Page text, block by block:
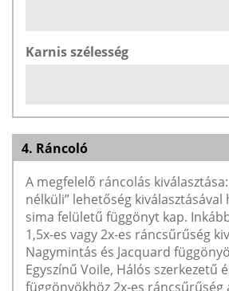
Karnis szélesség
4. Ráncoló
A megfelelő ráncolás
nélküli” lehetőség
sima felületű függönyt kap.
1,5x-es vagy 2x-es ráncsűrűség
Nagymintás és Jacquard
Egyszínű Voile, Hálós szerkezetű
függönyökhöz 2x-es